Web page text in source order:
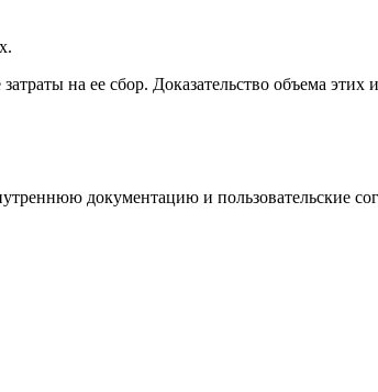
на ее сбор. Доказательство объема
документацию и пользовательские